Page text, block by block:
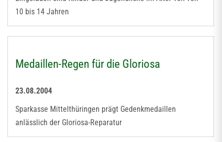
10 bis 14 Jahren
Medaillen-Regen für die Gloriosa
23.08.2004
Sparkasse Mittelthüringen prägt Gedenkmedaillen
anlässlich der Gloriosa-Reparatur